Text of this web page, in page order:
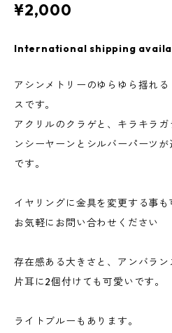
¥2,000
International shipping
アシンメトリーのゆらゆら揺れ
スです。
アクリルのクラゲと、キラキラ
ンシーヤーンとシルバーパーツ
です。
イヤリングに金具を変更する事も
お気軽にお問い合わせください
存在感ある大きさと、アンバラン
片耳に2個付けても可愛いです。
ライトブルーもあります。